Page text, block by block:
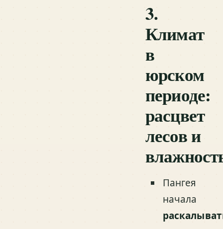
3.
Климат
в
юрском
периоде:
расцвет
лесов и
Пангея
начала